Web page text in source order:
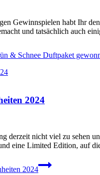
Gewinnspielen habt Ihr
und tatsächlich auch
& Schnee Duftpaket
2024
nicht viel zu sehen
eine Limited Edition, auf
2024